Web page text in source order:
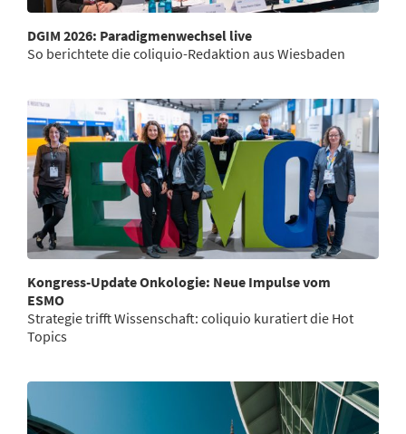
DGIM 2026: Paradigmenwechsel live
So berichtete die coliquio-Redaktion aus Wiesbaden
Kongress-Update Onkologie: Neue Impulse vom
ESMO
Strategie trifft Wissenschaft: coliquio kuratiert die Hot
Topics